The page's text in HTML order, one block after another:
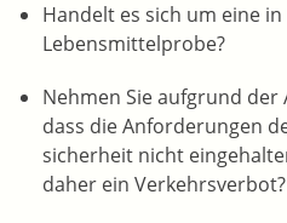
Handelt es sich um eine
Lebensmittelprobe?
Nehmen Sie aufgrund der
dass die Anforderungen
sicherheit nicht
daher ein Verkehrsverbot?